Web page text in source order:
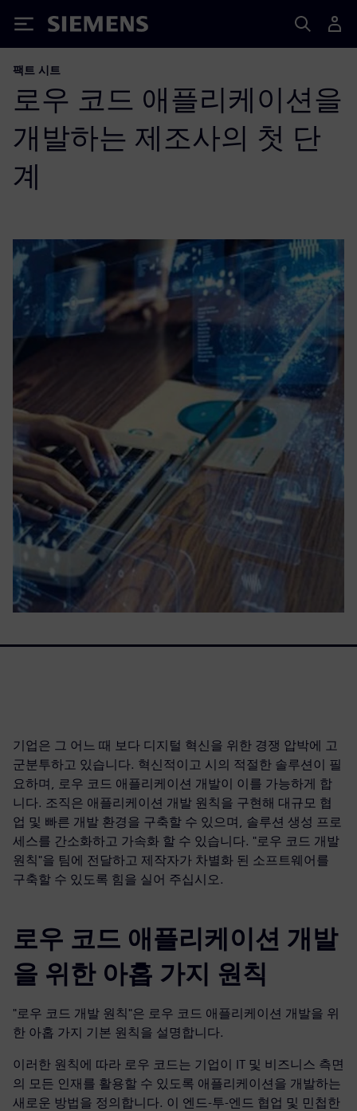
Siemens
팩트 시트
로우 코드 애플리케이션을
개발하는 제조사의 첫 단
계
기업은 그 어느 때 보다 디지털 혁신을 위한 경쟁 압박에 고
군분투하고 있습니다. 혁신적이고 시의 적절한 솔루션이 필
요하며, 로우 코드 애플리케이션 개발이 이를 가능하게 합
니다. 조직은 애플리케이션 개발 원칙을 구현해 대규모 협
업 및 빠른 개발 환경을 구축할 수 있으며, 솔루션 생성 프로
세스를 간소화하고 가속화 할 수 있습니다. "로우 코드 개발
원칙"을 팀에 전달하고 제작자가 차별화 된 소프트웨어를
구축할 수 있도록 힘을 실어 주십시오.
로우 코드 애플리케이션 개발
을 위한 아홉 가지 원칙
"로우 코드 개발 원칙"은 로우 코드 애플리케이션 개발을 위
한 아홉 가지 기본 원칙을 설명합니다.
이러한 원칙에 따라 로우 코드는 기업이 IT 및 비즈니스 측면
의 모든 인재를 활용할 수 있도록 애플리케이션을 개발하는
새로운 방법을 정의합니다. 이 엔드-투-엔드 협업 및 민첩한